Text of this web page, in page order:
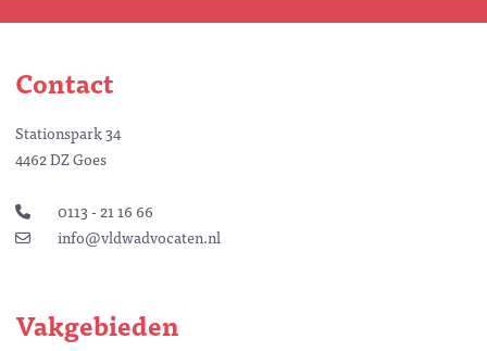
Contact
Stationspark 34
4462 DZ Goes
0113 - 21 16 66
info@vldwadvocaten.nl
Vakgebieden